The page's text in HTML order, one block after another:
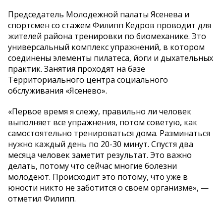
Председатель Молодежной палаты Ясенева и
спортсмен со стажем Филипп Кедров проводит для
жителей района тренировки по биомеханике. Это
универсальный комплекс упражнений, в котором
соединены элементы пилатеса, йоги и дыхательных
практик. Занятия проходят на базе
Территориального центра социального
обслуживания «Ясенево».
«Первое время я слежу, правильно ли человек
выполняет все упражнения, потом советую, как
самостоятельно тренироваться дома. Разминаться
нужно каждый день по 20-30 минут. Спустя два
месяца человек заметит результат. Это важно
делать, потому что сейчас многие болезни
молодеют. Происходит это потому, что уже в
юности никто не заботится о своем организме», —
отметил Филипп.